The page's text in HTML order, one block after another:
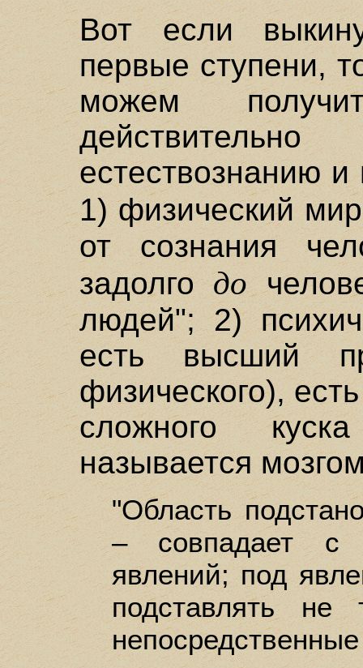
Вот если
первые ступени,
можем
естествознанию
1) физический
от сознания
задолгодо
людей"; 2)
есть высший
физического),
сложного
называется
"Область
– совпадает с
явлений; под
подставлять